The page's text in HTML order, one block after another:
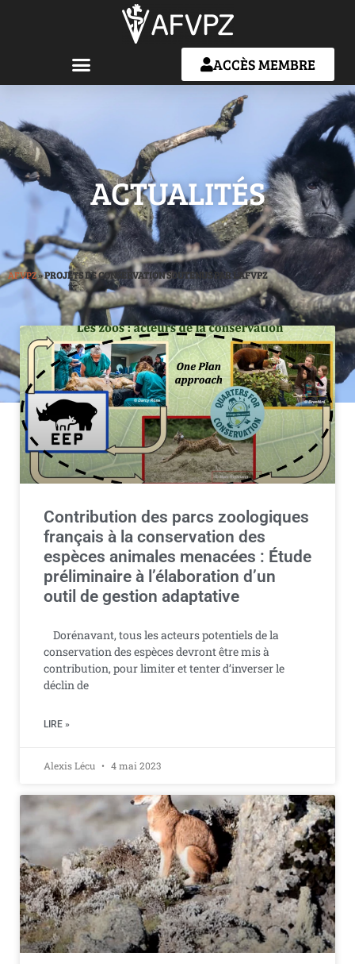
ACCÈS MEMBRE
ACTUALITÉS
AFVPZ»PROJETS DE CONSERVATION SOUTENUS PAR L'AFVPZ
Contribution des parcs zoologiques
français à la conservation des
espèces animales menacées : Étude
préliminaire à l’élaboration d’un
outil de gestion adaptative
Dorénavant, tous les acteurs potentiels de la
conservation des espèces devront être mis à
contribution, pour limiter et tenter d’inverser le
déclin de
LIRE »
Alexis Lécu 4 mai 2023